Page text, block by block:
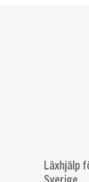
Läxhjälp
Sverige